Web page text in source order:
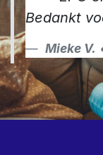
Bedankt
Mieke V.